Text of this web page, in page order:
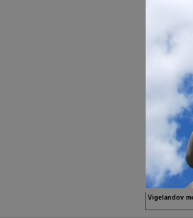
Vigelandov